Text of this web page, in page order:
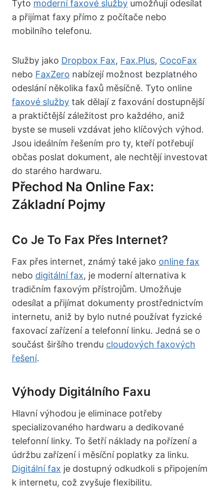
Tyto moderní faxové služby umožňují odesílat
a přijímat faxy přímo z počítače nebo
mobilního telefonu.
Služby jako Dropbox Fax, Fax.Plus, CocoFax
nebo FaxZero nabízejí možnost bezplatného
odeslání několika faxů měsíčně. Tyto online
faxové služby tak dělají z faxování dostupnější
a praktičtější záležitost pro každého, aniž
byste se museli vzdávat jeho klíčových výhod.
Jsou ideálním řešením pro ty, kteří potřebují
občas poslat dokument, ale nechtějí investovat
do starého hardwaru.
Přechod Na Online Fax:
Základní Pojmy
Co Je To Fax Přes Internet?
Fax přes internet, známý také jako online fax
nebo digitální fax, je moderní alternativa k
tradičním faxovým přístrojům. Umožňuje
odesílat a přijímat dokumenty prostřednictvím
internetu, aniž by bylo nutné používat fyzické
faxovací zařízení a telefonní linku. Jedná se o
součást širšího trendu cloudových faxových
řešení.
Výhody Digitálního Faxu
Hlavní výhodou je eliminace potřeby
specializovaného hardwaru a dedikované
telefonní linky. To šetří náklady na pořízení a
údržbu zařízení i měsíční poplatky za linku.
Digitální fax je dostupný odkudkoli s připojením
k internetu, což zvyšuje flexibilitu.